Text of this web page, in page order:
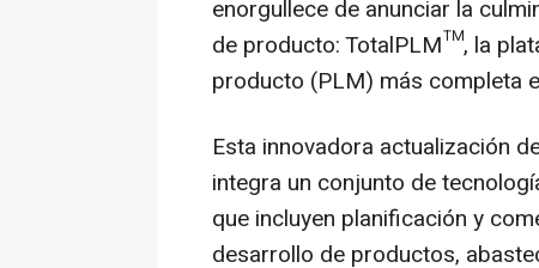
enorgullece de anunciar la
de producto: TotalPLM™, la
producto (PLM) más completa
Esta innovadora actualización
integra un conjunto de
que incluyen planificación y
desarrollo de productos,